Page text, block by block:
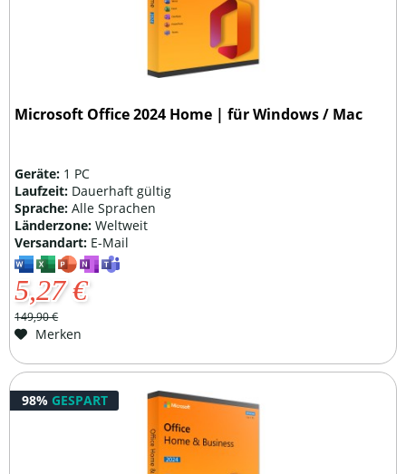
Microsoft Office 2024 Home | für Windows / Mac
Geräte: 1 PC
Laufzeit: Dauerhaft gültig
Sprache:Alle Sprachen
Länderzone:Weltweit
Versandart: E-Mail
5,27 €
149,90 €
Merken
98% GESPART